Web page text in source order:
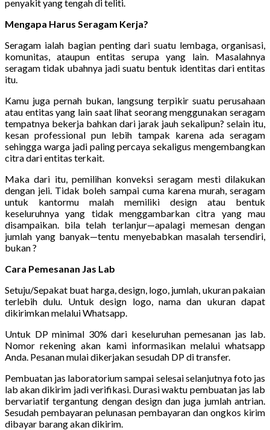
penyakit yang tengah di teliti.
Mengapa Harus Seragam Kerja?
Seragam ialah bagian penting dari suatu lembaga, organisasi,
komunitas, ataupun entitas serupa yang lain. Masalahnya
seragam tidak ubahnya jadi suatu bentuk identitas dari entitas
itu.
Kamu juga pernah bukan, langsung terpikir suatu perusahaan
atau entitas yang lain saat lihat seorang menggunakan seragam
tempatnya bekerja bahkan dari jarak jauh sekalipun? selain itu,
kesan professional pun lebih tampak karena ada seragam
sehingga warga jadi paling percaya sekaligus mengembangkan
citra dari entitas terkait.
Maka dari itu, pemilihan konveksi seragam mesti dilakukan
dengan jeli. Tidak boleh sampai cuma karena murah, seragam
untuk kantormu malah memiliki design atau bentuk
keseluruhnya yang tidak menggambarkan citra yang mau
disampaikan. bila telah terlanjur—apalagi memesan dengan
jumlah yang banyak—tentu menyebabkan masalah tersendiri,
bukan ?
Cara Pemesanan Jas Lab
Setuju/Sepakat buat harga, design, logo, jumlah, ukuran pakaian
terlebih dulu. Untuk design logo, nama dan ukuran dapat
dikirimkan melalui Whatsapp.
Untuk DP minimal 30% dari keseluruhan pemesanan jas lab.
Nomor rekening akan kami informasikan melalui whatsapp
Anda. Pesanan mulai dikerjakan sesudah DP di transfer.
Pembuatan jas laboratorium sampai selesai selanjutnya foto jas
lab akan dikirim jadi verifikasi. Durasi waktu pembuatan jas lab
bervariatif tergantung dengan design dan juga jumlah antrian.
Sesudah pembayaran pelunasan pembayaran dan ongkos kirim
dibayar barang akan dikirim.